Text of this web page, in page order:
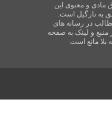
مادی و معنوی این
به نارگیل است.
در رسانه های
منبع و لینک به صفحه
بلا مانع است